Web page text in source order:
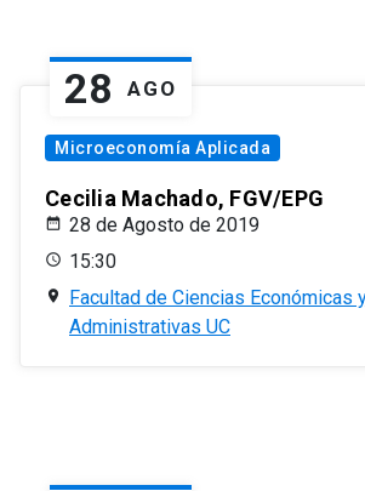
28 AGO
Microeconomía Aplicada
Cecilia Machado, FGV/EPG
28 de Agosto de 2019
15:30
Facultad de Ciencias Económicas
Administrativas UC